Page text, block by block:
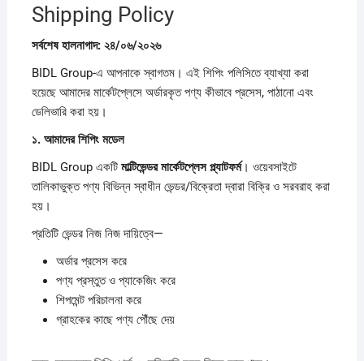
Shipping Policy
সর্বশেষহালনাগাদ: ২৪/০৬/২০২৬
BIDL Group-এ আপনাকে স্বাগতম। এই শিপিং পলিসিতে ব্যাখ্যা করা
হয়েছে আমাদের মার্কেটপ্লেসে অর্ডারকৃত পণ্য কীভাবে প্রসেস, পাঠানো এবং
ডেলিভারি করা হয়।
১. আমাদেরশিপিং মডেল
BIDL Group একটি মাল্টিভেন্ডরমার্কেটপ্লেসপ্ল্যাটফর্ম। ওয়েবসাইটে
তালিকাভুক্ত পণ্য বিভিন্ন স্বাধীন ভেন্ডর/বিক্রেতা দ্বারা বিক্রি ও সরবরাহ করা
হয়।
প্রতিটি ভেন্ডর নিজ নিজ দায়িত্বে—
অর্ডার প্রসেস করে
পণ্য প্রস্তুত ও প্যাকেজিং করে
শিপমেন্ট পরিচালনা করে
গ্রাহকের কাছে পণ্য পৌঁছে দেয়